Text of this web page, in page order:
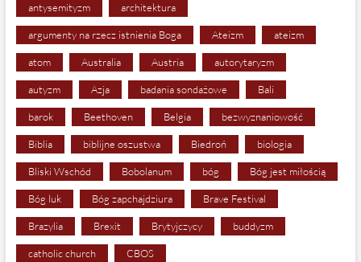
antysemityzm architektura
argumenty na rzecz istnienia Boga Ateizm ateizm
atom Australia Austria autorytaryzm
autyzm Azja badania sondażowe Bali
barok Beethoven Belgia bezwyznaniowość
Biblia biblijne oszustwa Biedroń biologia
Bliski Wschód Bobolanum bóg Bóg jest miłością
Bóg luk Bóg zapchajdziura Brave Festival
Brazylia Brexit Brytyjczycy buddyzm
catholic church CBOS